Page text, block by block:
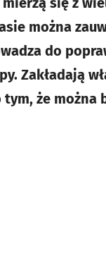
można
do
Zakładają
że można